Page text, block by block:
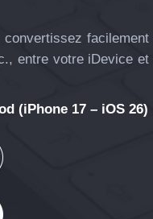
facilement
entre votre iDevice et
(iPhone 17 – iOS 26)